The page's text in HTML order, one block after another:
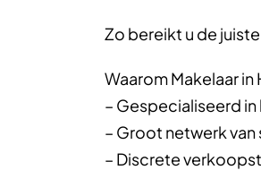
Zo bereikt u de
Waarom Makelaar in
– Gespecialiseerd
– Groot netwerk
– Discrete